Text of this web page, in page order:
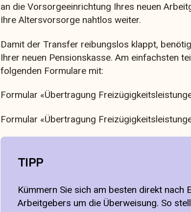
an die Vorsorgeeinrichtung Ihres neuen
Ihre Altersvorsorge nahtlos weiter.
Damit der Transfer reibungslos klappt,
Ihrer neuen Pensionskasse. Am einfachsten
folgenden Formulare mit:
Formular «Übertragung
Formular «Übertragung
TIPP
Kümmern Sie sich am besten direkt nach
Arbeitgebers um die Überweisung. So